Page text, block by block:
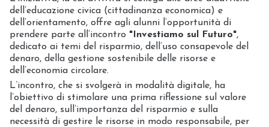
dell’educazione civica (cittadinanza economica) e
dell’orientamento, offre agli alunni l’opportunità di
prendere parte all’incontro "Investiamo sul Futuro",
dedicato ai temi del risparmio, dell’uso consapevole del
denaro, della gestione sostenibile delle risorse e
dell’economia circolare.
L’incontro, che si svolgerà in modalità digitale, ha
l’obiettivo di stimolare una prima riflessione sul valore
del denaro, sull’importanza del risparmio e sulla
necessità di gestire le risorse in modo responsabile, per